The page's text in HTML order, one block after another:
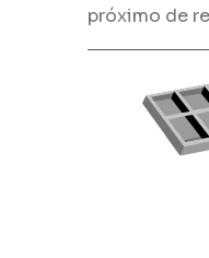
próximo de